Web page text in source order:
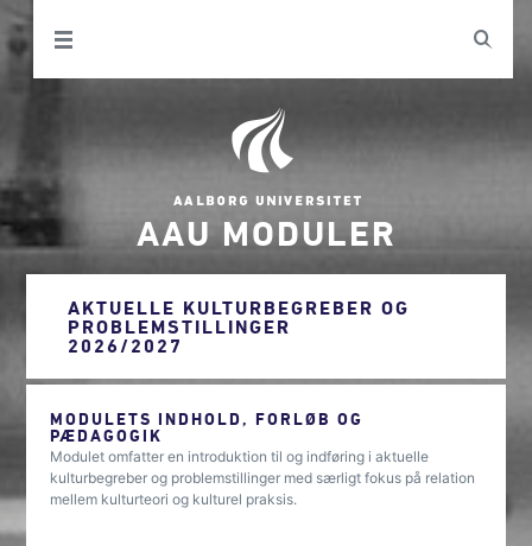
AAU MODULER
AKTUELLE KULTURBEGREBER OG
PROBLEMSTILLINGER
2026/2027
MODULETS INDHOLD, FORLØB OG
PÆDAGOGIK
Modulet omfatter en introduktion til og indføring i aktuelle
kulturbegreber og problemstillinger med særligt fokus på relation
mellem kulturteori og kulturel praksis.